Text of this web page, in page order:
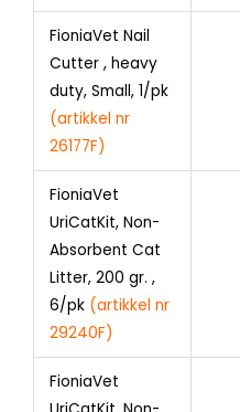
FioniaVet Nail
Cutter , heavy
duty, Small, 1/pk
(artikkel nr
26177F)
FioniaVet
UriCatKit, Non-
Absorbent Cat
Litter, 200 gr. ,
6/pk (artikkel nr
29240F)
FioniaVet